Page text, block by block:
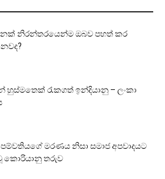
නිරන්තරයෙන්ම ඔබව පහත් කර
හුස්මතෙක් රැකගත් ඉන්දියානු – ලංකා
මරණය නිසා සමාජ අපවාදයට
කොරියානු තරුව